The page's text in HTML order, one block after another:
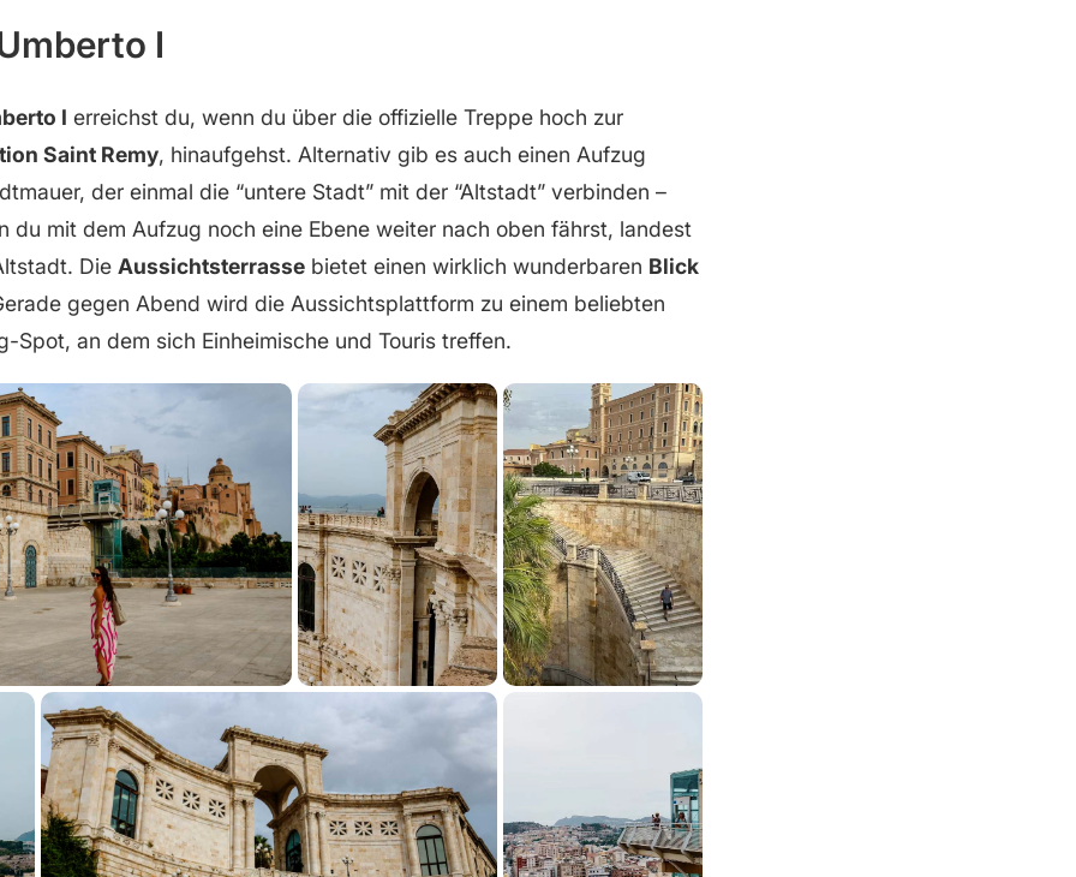
I
I erreichst du, wenn du über die offizielle Treppe hoch zur
Saint Remy, hinaufgehst. Alternativ gib es auch einen Aufzug
der einmal die “untere Stadt” mit der “Altstadt” verbinden –
du mit dem Aufzug noch eine Ebene weiter nach oben fährst, landest
Die Aussichtsterrassebietet einen wirklich wunderbaren Blick
gegen Abend wird die Aussichtsplattform zu einem beliebten
Spot, an dem sich Einheimische und Touris treffen.